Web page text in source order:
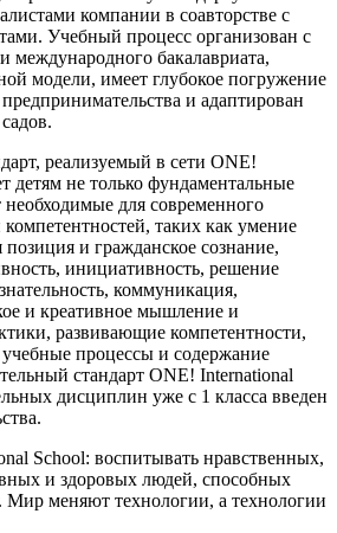
компании в соавторстве с
Учебный процесс организован с
международного бакалавриата,
модели, имеет глубокое погружение
и адаптирован
реализуемый в сети ONE!
детям не только фундаментальные
необходимые для современного
таких как умение
позиция и гражданское сознание,
инициативность, решение
коммуникация,
и креативное мышление и
развивающие компетентности,
процессы и содержание
стандарт ONE! International
дисциплин уже с 1 класса введен
School: воспитывать нравственных,
и здоровых людей, способных
меняют технологии, а технологии